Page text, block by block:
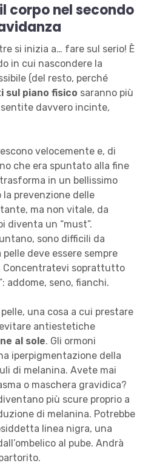
corpo nel secondo
si inizia a… fare sul serio! È
in cui nascondere la
(del resto, perché
sul piano fisico saranno più
davvero incinte,
velocemente e, di
che era spuntato alla fine
in un bellissimo
la prevenzione delle
ma non vitale, da
diventa un “must”.
sono difficili da
deve essere sempre
Concentratevi soprattutto
addome, seno, fianchi.
una cosa a cui prestare
antiestetiche
al sole. Gli ormoni
iperpigmentazione della
di melanina. Avete mai
o maschera gravidica?
più scure proprio a
di melanina. Potrebbe
linea nigra, una
al pube. Andrà